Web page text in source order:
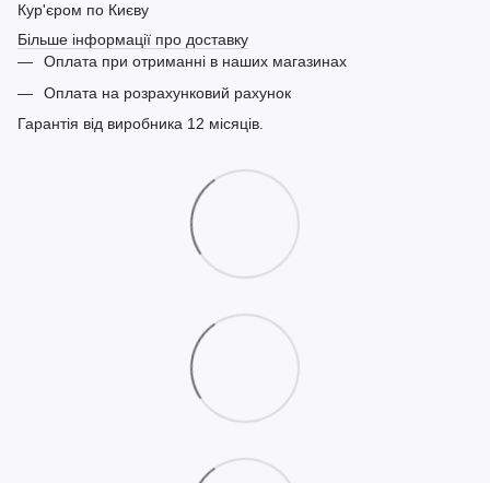
Кур'єром по Києву
Більше інформації про доставку
Оплата при отриманні в наших магазинах
Оплата на розрахунковий рахунок
Гарантія від виробника 12 місяців.